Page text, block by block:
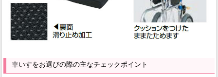
車いすをお選びの際の主なチェックポイント